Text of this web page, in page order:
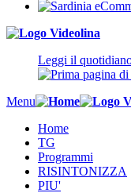
Leggi il
Menu
Home
TG
Programmi
RISINTONIZZA
PIU'